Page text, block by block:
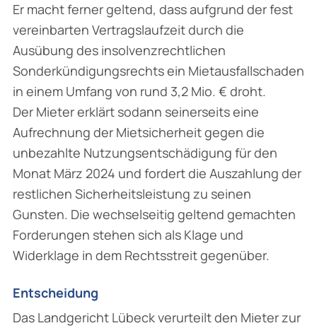
Er macht ferner geltend, dass aufgrund der fest
vereinbarten Vertragslaufzeit durch die
Ausübung des insolvenzrechtlichen
Sonderkündigungsrechts ein Mietausfallschaden
in einem Umfang von rund 3,2 Mio. € droht.
Der Mieter erklärt sodann seinerseits eine
Aufrechnung der Mietsicherheit gegen die
unbezahlte Nutzungsentschädigung für den
Monat März 2024 und fordert die Auszahlung der
restlichen Sicherheitsleistung zu seinen
Gunsten. Die wechselseitig geltend gemachten
Forderungen stehen sich als Klage und
Widerklage in dem Rechtsstreit gegenüber.
Entscheidung
Das Landgericht Lübeck verurteilt den Mieter zur